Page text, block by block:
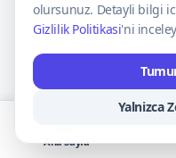
VISA
olursunuz. Detayli bilgi
Gizlilik Politikasi'ni
Yalnizca
Ana Sayfa